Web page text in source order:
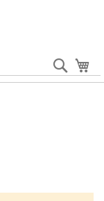
Suche